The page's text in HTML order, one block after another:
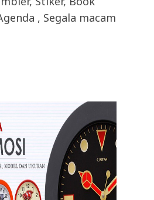
, Segala macam